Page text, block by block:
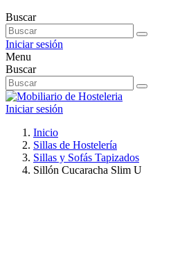
Buscar
Iniciar sesión
Menu
Buscar
Iniciar sesión
Inicio
Sillas de Hostelería
Sillas y Sofás Tapizados
Sillón Cucaracha Slim U